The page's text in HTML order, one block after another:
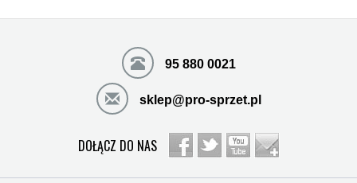
95 880 0021
sklep@pro-sprzet.pl
DOŁĄCZ DO NAS